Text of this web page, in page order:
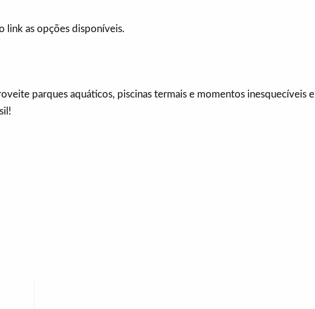
link as opções disponíveis.
parques aquáticos, piscinas termais e momentos inesquecíveis